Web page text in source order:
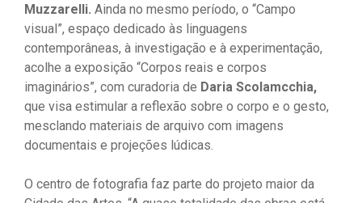
Muzzarelli. Ainda no mesmo período, o “Campo
visual”, espaço dedicado às linguagens
contemporâneas, à investigação e à experimentação,
acolhe a exposição “Corpos reais e corpos
imaginários”, com curadoria de Daria Scolamcchia,
que visa estimular a reflexão sobre o corpo e o gesto,
mesclando materiais de arquivo com imagens
documentais e projeções lúdicas.
O centro de fotografia faz parte do projeto maior da